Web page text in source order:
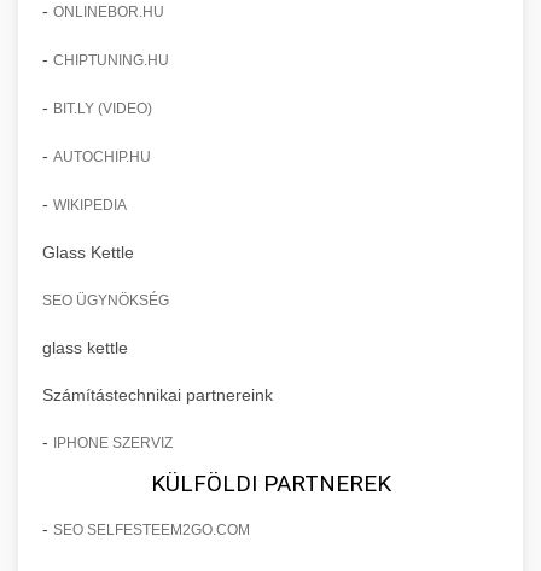
- ONLINEBOR.HU
- CHIPTUNING.HU
- BIT.LY (VIDEO)
- AUTOCHIP.HU
- WIKIPEDIA
Glass Kettle
SEO ÜGYNÖKSÉG
glass kettle
Számítástechnikai partnereink
- IPHONE SZERVIZ
KÜLFÖLDI PARTNEREK
- SEO SELFESTEEM2GO.COM